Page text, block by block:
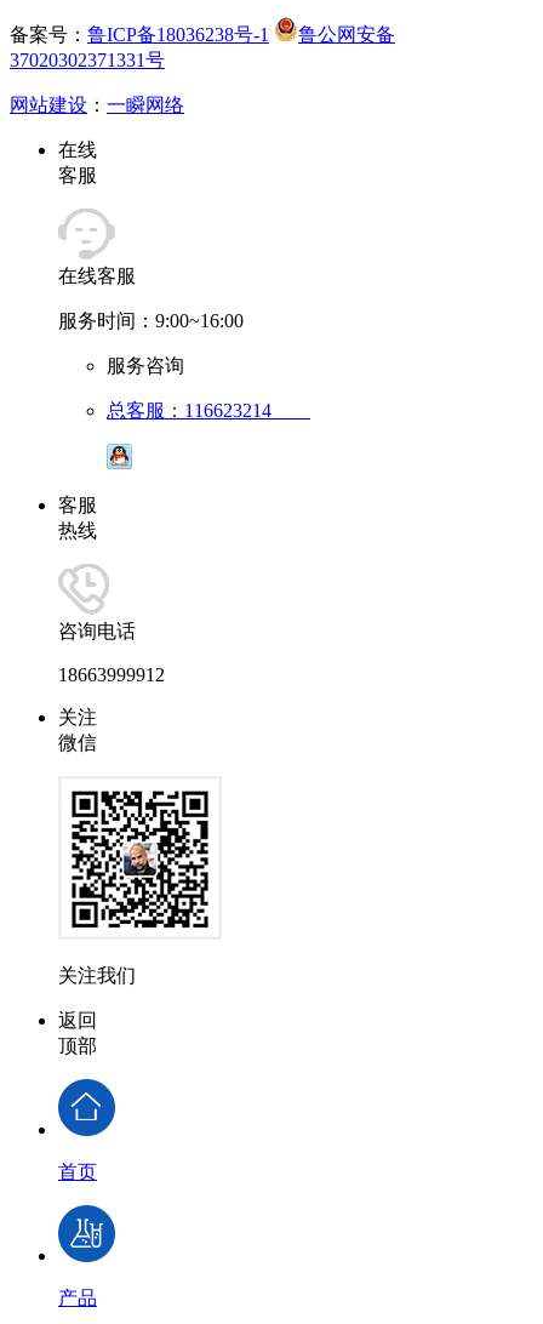
备案号： 鲁ICP备18036238号-1
鲁公网安备
37020302371331号
网站建设 ： 一瞬网络
在线
客服
在线客服
服务时间：9:00~16:00
服务咨询
总客服：116623214
客服
热线
咨询电话
18663999912
关注
微信
关注我们
返回
顶部
首页
产品